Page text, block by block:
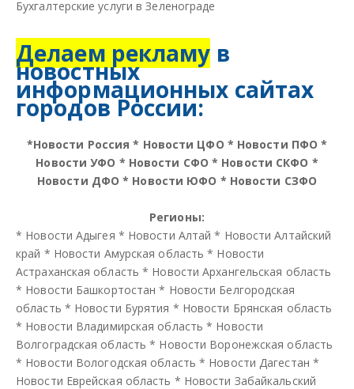
Бухгалтерские услуги в Зеленограде
Делаем рекламу в
новостных
информационных сайтах
городов России:
*Новости Россия * Новости ЦФО * Новости ПФО *
Новости УФО * Новости СФО * Новости СКФО *
Новости ДФО * Новости ЮФО * Новости СЗФО
Регионы:
* Новости Адыгея * Новости Алтай * Новости Алтайский
край * Новости Амурская область * Новости
Астраханская область * Новости Архангельская область
* Новости Башкортостан * Новости Белгородская
область * Новости Бурятия * Новости Брянская область
* Новости Владимирская область * Новости
Волгоградская область * Новости Воронежская область
* Новости Вологодская область * Новости Дагестан *
Новости Еврейская область * Новости Забайкальский